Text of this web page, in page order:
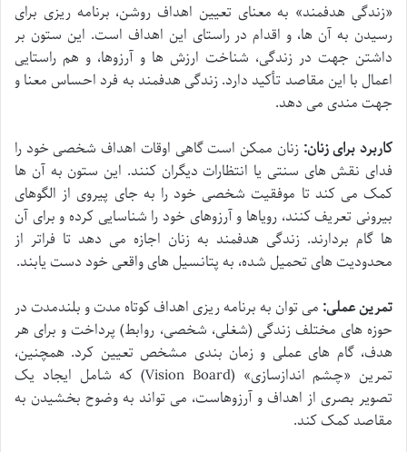
«زندگی هدفمند» به معنای تعیین اهداف روشن، برنامه ریزی برای
رسیدن به آن ها، و اقدام در راستای این اهداف است. این ستون بر
داشتن جهت در زندگی، شناخت ارزش ها و آرزوها، و هم راستایی
اعمال با این مقاصد تأکید دارد. زندگی هدفمند به فرد احساس معنا و
جهت مندی می دهد.
کاربرد برای زنان: زنان ممکن است گاهی اوقات اهداف شخصی خود را
فدای نقش های سنتی یا انتظارات دیگران کنند. این ستون به آن ها
کمک می کند تا موفقیت شخصی خود را به جای پیروی از الگوهای
بیرونی تعریف کنند، رویاها و آرزوهای خود را شناسایی کرده و برای آن
ها گام بردارند. زندگی هدفمند به زنان اجازه می دهد تا فراتر از
محدودیت های تحمیل شده، به پتانسیل های واقعی خود دست یابند.
تمرین عملی: می توان به برنامه ریزی اهداف کوتاه مدت و بلندمدت در
حوزه های مختلف زندگی (شغلی، شخصی، روابط) پرداخت و برای هر
هدف، گام های عملی و زمان بندی مشخص تعیین کرد. همچنین،
تمرین «چشم اندازسازی» (Vision Board) که شامل ایجاد یک
تصویر بصری از اهداف و آرزوهاست، می تواند به وضوح بخشیدن به
مقاصد کمک کند.